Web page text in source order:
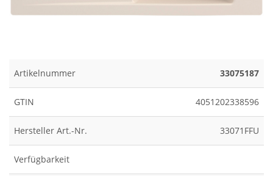
Artikelnummer 33075187
GTIN 4051202338596
Hersteller Art.-Nr. 33071FFU
Verfügbarkeit